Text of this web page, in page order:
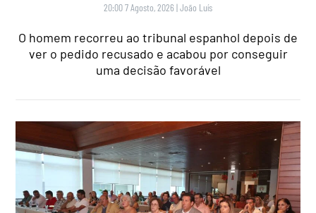
20:00 7 Agosto, 2026 |João Luís
O homem recorreu ao tribunal espanhol depois de
ver o pedido recusado e acabou por conseguir
uma decisão favorável